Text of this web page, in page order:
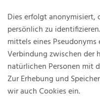
Dies erfolgt anonymisiert,
persönlich zu
mittels eines
Verbindung zwischen der
natürlichen Personen mit
Zur Erhebung und
wir auch Cookies ein.